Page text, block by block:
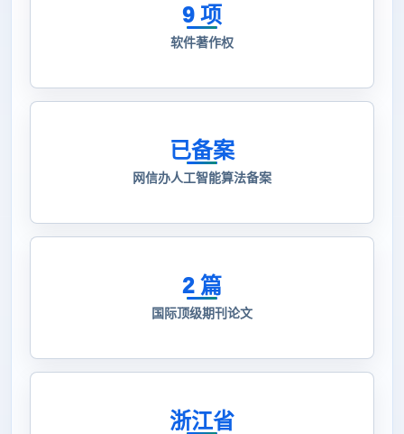
9 项
软件著作权
已备案
网信办人工智能算法备案
2 篇
国际顶级期刊论文
浙江省